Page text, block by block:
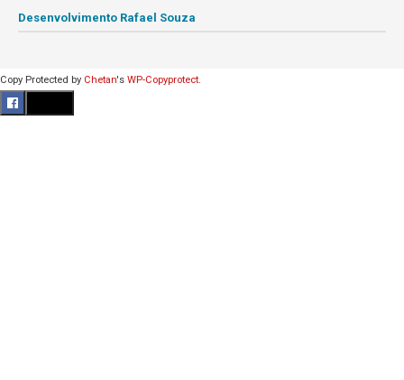
Desenvolvimento Rafael Souza
Copy Protected by Chetan's WP-Copyprotect.